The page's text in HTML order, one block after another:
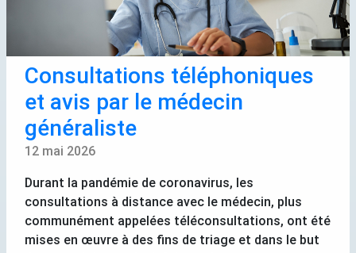
Consultations téléphoniques
et avis par le médecin
généraliste
12 mai 2026
Durant la pandémie de coronavirus, les
consultations à distance avec le médecin, plus
communément appelées téléconsultations, ont été
mises en œuvre à des fins de triage et dans le but